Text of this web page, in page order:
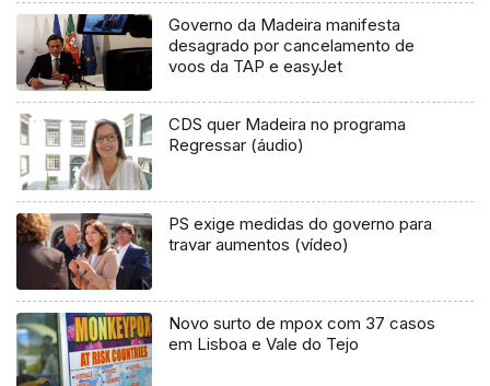
Governo da Madeira manifesta
desagrado por cancelamento de
voos da TAP e easyJet
CDS quer Madeira no programa
Regressar (áudio)
PS exige medidas do governo para
travar aumentos (vídeo)
Novo surto de mpox com 37 casos
em Lisboa e Vale do Tejo